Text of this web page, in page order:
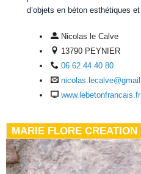
d’objets en béton esthétiques et
Nicolas le Calve
13790 PEYNIER
06 62 44 40 80
www.lebetonfrancais.fr
MARIE FLORE CREATION